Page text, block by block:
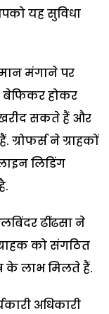
यह सुविधा
मंगाने पर
बेफिकर होकर
खरीद सकते हैं और
ने ग्राहकों
लिडिंग
ढींढसा ने
को संगठित
के लाभ मिलते हैं.
अधिकारी